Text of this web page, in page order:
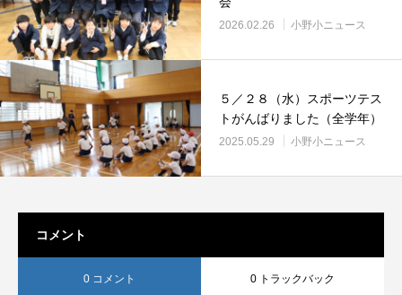
2026.02.26 小野小ニュース
５／２８（水）スポーツテス
トがんばりました（全学年）
2025.05.29 小野小ニュース
コメント
0 コメント 0 トラックバック